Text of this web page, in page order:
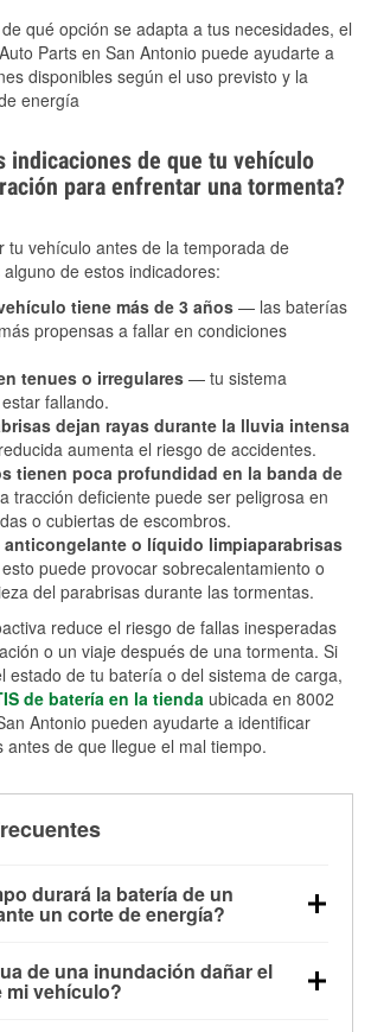
qué opción se adapta a tus necesidades, el
Parts en San Antonio puede ayudarte a
disponibles según el uso previsto y la
energía
indicaciones de que tu vehículo
para enfrentar una tormenta?
tu vehículo antes de la temporada de
de estos indicadores:
tiene más de 3 años — las baterías
propensas a fallar en condiciones
tenues o irregulares — tu sistema
fallando.
dejan rayas durante la lluvia intensa
aumenta el riesgo de accidentes.
tienen poca profundidad en la banda de
tracción deficiente puede ser peligrosa en
o cubiertas de escombros.
anticongelante o líquido limpiaparabrisas
puede provocar sobrecalentamiento o
del parabrisas durante las tormentas.
reduce el riesgo de fallas inesperadas
o un viaje después de una tormenta. Si
estado de tu batería o del sistema de carga,
de batería en la tienda ubicada en 8002
Antonio pueden ayudarte a identificar
antes de que llegue el mal tiempo.
durará la batería de un
un corte de energía?
accesorios durante un tiempo
uso repetido sin conducir el vehículo
de una inundación dañar el
mi vehículo?